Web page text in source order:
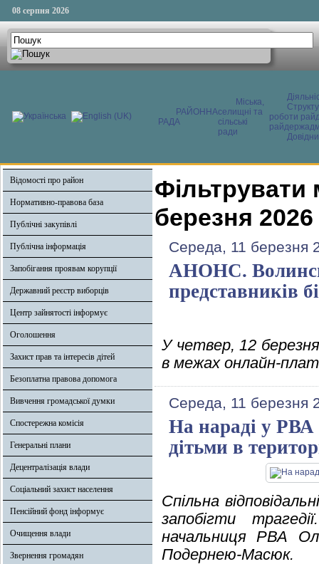
08 серпня 2026
РАЙОННА
РАДА
Міська,
селищні та
сільські
ради
роботи
Відомості про район
Нормативно-правова база
Публічні закупівлі
Публічна інформація
Запобігання проявам корупції
Державний реєстр виборців
Центр зайнятості інформує
Оголошення
Захист прав та інтересів дітей
Безоплатна правова допомога
Вивчення громадської думки
Спостережна комісія
Генеральні плани
Децентралізація влади
Соціальний захист населення
Пенсійний фонд інформує
Очищення влади
Звернення громадян
Фільтрувати
березня 2026
Середа, 11 березня
АНОНС.
представників
У четвер, 12
в межах онлайн-
Середа, 11 березня
На нараді у РВА
дітьми в
Спільна
запобігти
начальниця РВА
Подернею-Масюк.